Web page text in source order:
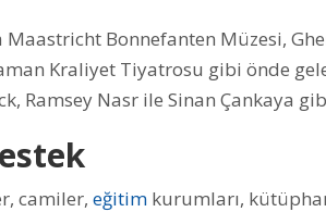
Maastricht Bonnefanten Müzesi,
Kraliyet Tiyatrosu gibi önde
Ramsey Nasr ile Sinan Çankaya
camiler, eğitim kurumları,